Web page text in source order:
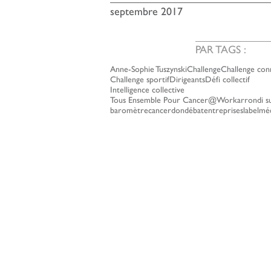
Anne-Sophie TuszynskiChallengeChallenge
Challenge sportifDirigeantsDéfi collectif
Intelligence collective
Tous Ensemble Pour Cancer@Workarrondi
baromètrecancerdondébatentrepriseslabel
PAR TAGS :
septembre 2017